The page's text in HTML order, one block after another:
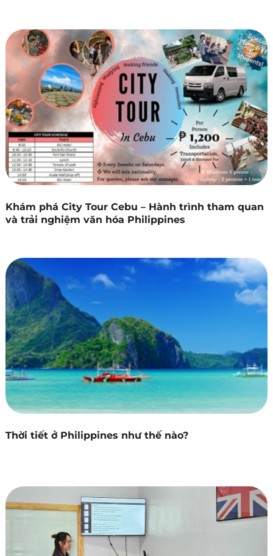
Khám phá City Tour Cebu – Hành trình tham quan
và trải nghiệm văn hóa Philippines
Thời tiết ở Philippines như thế nào?